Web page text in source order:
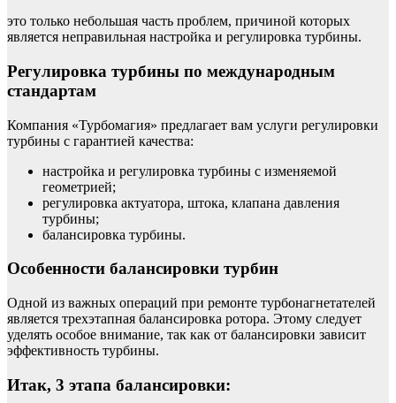
это только небольшая часть проблем, причиной которых
является неправильная настройка и регулировка турбины.
Регулировка турбины по международным
стандартам
Компания «Турбомагия» предлагает вам услуги регулировки
турбины с гарантией качества:
настройка и регулировка турбины с изменяемой
геометрией;
регулировка актуатора, штока, клапана давления
турбины;
балансировка турбины.
Особенности балансировки турбин
Одной из важных операций при ремонте турбонагнетателей
является трехэтапная балансировка ротора. Этому следует
уделять особое внимание, так как от балансировки зависит
эффективность турбины.
Итак, 3 этапа балансировки: